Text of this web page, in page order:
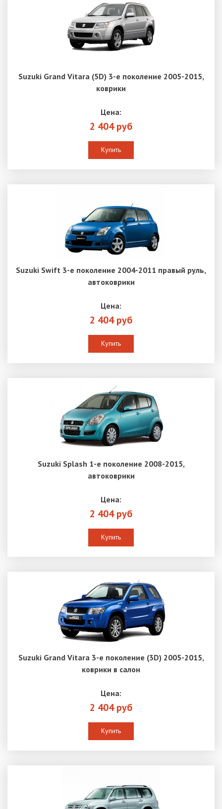
Suzuki Grand Vitara (5D) 3-е поколение 2005-2015,
коврики
Цена:
2 404 руб
Купить
Suzuki Swift 3-е поколение 2004-2011 правый руль,
автоковрики
Цена:
2 404 руб
Купить
Suzuki Splash 1-е поколение 2008-2015,
автоковрики
Цена:
2 404 руб
Купить
Suzuki Grand Vitara 3-е поколение (3D) 2005-2015,
коврики в салон
Цена:
2 404 руб
Купить